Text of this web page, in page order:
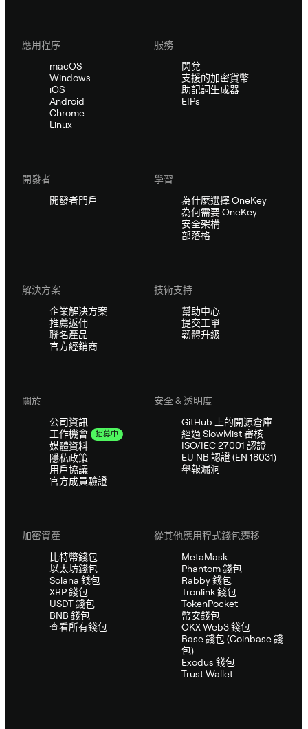
應用程序
macOS
Windows
iOS
Android
Chrome
Linux
服務
閃兌
支援的加密貨幣
助記詞生成器
EIPs
開發者
開發者門戶
學習
為什麼選擇 OneKey
為何需要 OneKey
安全架構
部落格
解決方案
企業解決方案
推薦返佣
聯名產品
官方經銷商
技術支持
幫助中心
提交工單
韌體升級
關於
公司資訊
工作機會
招募中
媒體資料
隱私政策
用戶協議
官方成員驗證
安全 & 透明度
GitHub 上的開源倉庫
經過 SlowMist 審核
ISO/IEC 27001 認證
EU NB 認證 (EN 18031)
舉報漏洞
加密資產
比特幣錢包
以太坊錢包
Solana 錢包
XRP 錢包
USDT 錢包
BNB 錢包
查看所有錢包
從其他應用程式錢包遷移
MetaMask
Phantom 錢包
Rabby 錢包
Tronlink 錢包
TokenPocket
幣安錢包
OKX Web3 錢包
Base 錢包 (Coinbase 錢
包)
Exodus 錢包
Trust Wallet